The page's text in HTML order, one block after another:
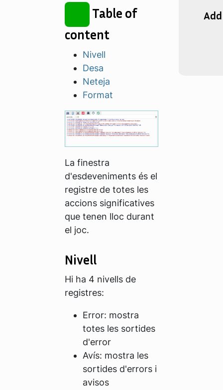
Table of
content
Nivell
Desa
Neteja
Format
La finestra
d'esdeveniments és el
registre de totes les
accions significatives
que tenen lloc durant
el joc.
Nivell
Hi ha 4 nivells de
registres:
Error: mostra
totes les sortides
d'error
Avís: mostra les
sortides d'errors i
avisos